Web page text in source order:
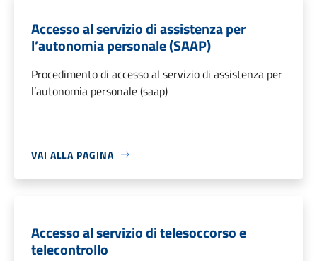
Accesso al servizio di assistenza per
l’autonomia personale (SAAP)
Procedimento di accesso al servizio di assistenza per
l’autonomia personale (saap)
VAI ALLA PAGINA
Accesso al servizio di telesoccorso e
telecontrollo